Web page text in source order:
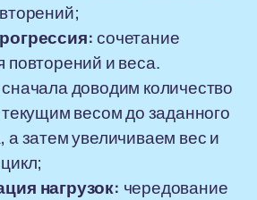
сочетание
повторений и веса.
доводим количество
весом до заданного
а затем увеличиваем вес и
нагрузок: чередование